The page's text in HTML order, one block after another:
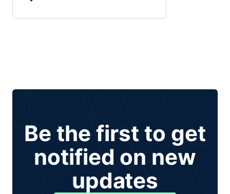
Be the first to get
notified on new
updates